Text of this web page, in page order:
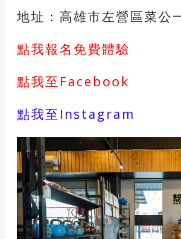
地址：高雄市左營區菜公
點我報名免費體驗
點我至Facebook
點我至Instagram